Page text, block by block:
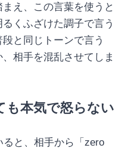
え、この言葉を使うと
くふざけた調子で言う
と同じトーンで言う
相手を混乱させてしま
本気で怒らない
と、相手から「zero